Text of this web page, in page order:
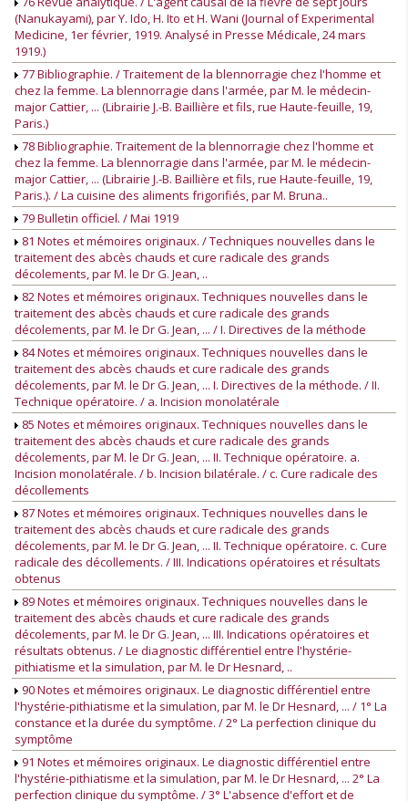
(Nanukayami), par Y. Ido, H. Ito et H. Wani (Journal of Experimental
Medicine, 1er février, 1919. Analysé in Presse Médicale, 24 mars
1919.)
77 Bibliographie. / Traitement de la blennorragie chez l'homme et
chez la femme. La blennorragie dans l'armée, par M. le médecin-
major Cattier, ... (Librairie J.-B. Baillière et fils, rue Haute-feuille, 19,
Paris.)
78 Bibliographie. Traitement de la blennorragie chez l'homme et
chez la femme. La blennorragie dans l'armée, par M. le médecin-
major Cattier, ... (Librairie J.-B. Baillière et fils, rue Haute-feuille, 19,
Paris.). / La cuisine des aliments frigorifiés, par M. Bruna..
79 Bulletin officiel. / Mai 1919
81 Notes et mémoires originaux. / Techniques nouvelles dans le
traitement des abcès chauds et cure radicale des grands
décolements, par M. le Dr G. Jean, ..
82 Notes et mémoires originaux. Techniques nouvelles dans le
traitement des abcès chauds et cure radicale des grands
décolements, par M. le Dr G. Jean, ... / I. Directives de la méthode
84 Notes et mémoires originaux. Techniques nouvelles dans le
traitement des abcès chauds et cure radicale des grands
décolements, par M. le Dr G. Jean, ... I. Directives de la méthode. / II.
Technique opératoire. / a. Incision monolatérale
85 Notes et mémoires originaux. Techniques nouvelles dans le
traitement des abcès chauds et cure radicale des grands
décolements, par M. le Dr G. Jean, ... II. Technique opératoire. a.
Incision monolatérale. / b. Incision bilatérale. / c. Cure radicale des
décollements
87 Notes et mémoires originaux. Techniques nouvelles dans le
traitement des abcès chauds et cure radicale des grands
décolements, par M. le Dr G. Jean, ... II. Technique opératoire. c. Cure
radicale des décollements. / III. Indications opératoires et résultats
obtenus
89 Notes et mémoires originaux. Techniques nouvelles dans le
traitement des abcès chauds et cure radicale des grands
décolements, par M. le Dr G. Jean, ... III. Indications opératoires et
résultats obtenus. / Le diagnostic différentiel entre l'hystérie-
pithiatisme et la simulation, par M. le Dr Hesnard, ..
90 Notes et mémoires originaux. Le diagnostic différentiel entre
l'hystérie-pithiatisme et la simulation, par M. le Dr Hesnard, ... / 1° La
constance et la durée du symptôme. / 2° La perfection clinique du
symptôme
91 Notes et mémoires originaux. Le diagnostic différentiel entre
l'hystérie-pithiatisme et la simulation, par M. le Dr Hesnard, ... 2° La
perfection clinique du symptôme. / 3° L'absence d'effort et de